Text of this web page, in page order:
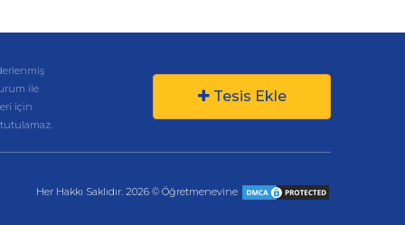
ile
için
Tesis Ekle
Her Hakkı Saklıdır. 2026 © Öğretmenevine